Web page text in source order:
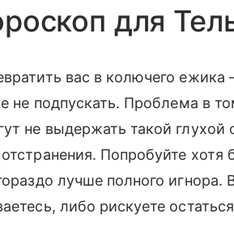
для
вас в колючего ежика
не подпускать. Проблема в
не выдержать такой глухой
Попробуйте
лучше полного игнора.
либо рискуете